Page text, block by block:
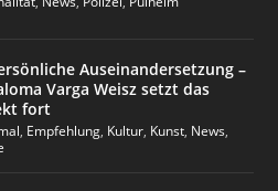
Auseinandersetzung –
Varga Weisz setzt das
fort
, Empfehlung, Kultur, Kunst, News,